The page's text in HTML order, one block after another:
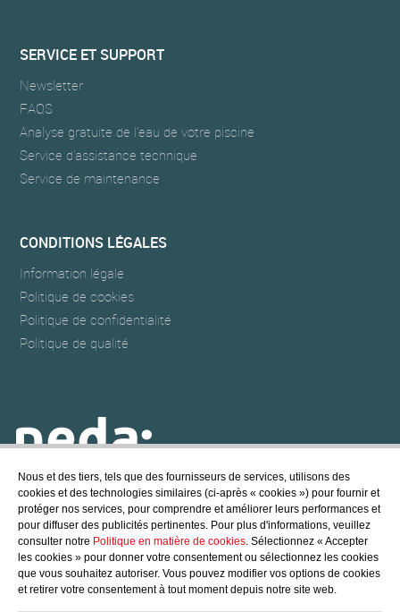
SERVICE ET SUPPORT
Newsletter
FAQS
Analyse gratuite de l’eau de votre piscine
Service d’assistance technique
Service de maintenance
CONDITIONS LÉGALES
Information légale
Politique de cookies
Politique de confidentialité
Politique de qualité
NEDA POOL & SPA
@ Copyright - 2017 NEDA POOL, S.L.
All rights reserved
Crédits/Politique de cookies
Nous et des tiers, tels que des fournisseurs de services, utilisons des
cookies et des technologies similaires (ci-après « cookies ») pour fournir et
protéger nos services, pour comprendre et améliorer leurs performances et
pour diffuser des publicités pertinentes. Pour plus d'informations, veuillez
consulter notre Politique en matière de cookies. Sélectionnez « Accepter
les cookies » pour donner votre consentement ou sélectionnez les cookies
que vous souhaitez autoriser. Vous pouvez modifier vos options de cookies
et retirer votre consentement à tout moment depuis notre site web.